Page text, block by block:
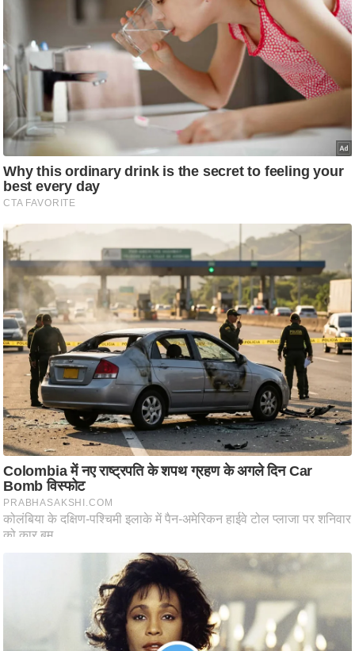
ई
.
चा
य
प
स
मी
क्षा
र्म
ज्यो
ति
ष
प्र
म
हि
मा
/
ध
र्म
स्थ
ल